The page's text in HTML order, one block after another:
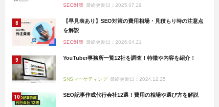
SEO対策 最終更新日：2025.07.29
【早見表あり】SEO対策の費用相場・見積もり時の注意点
を解説
SEO対策 最終更新日：2026.04.21
YouTuber事務所一覧12社を調査！特徴や内容を紹介！
SNSマーケティング 最終更新日：2024.12.25
SEO記事作成代行会社12選！費用の相場や選び方を解説